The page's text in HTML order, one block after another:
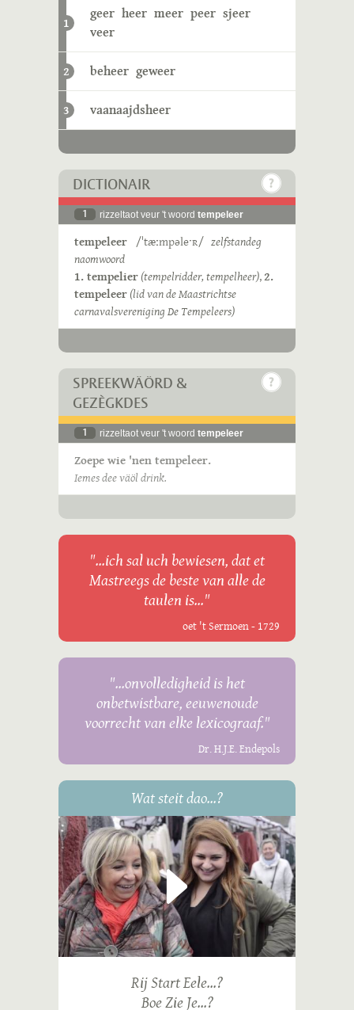
1
geer heer meer peer sjeer
veer
2 beheer geweer
3 vaanaajdsheer
DICTIONAIR
1 rizzeltaot veur 't woord tempeleer
tempeleer /ˈtæːmpəleˑʀ/ zelfstandeg
naomwoord
1. tempelier(tempelridder, tempelheer),2.
tempeleer(lid van de Maastrichtse
carnavalsvereniging De Tempeleers)
SPREEKWÄÖRD &
GEZÈGKDES
1 rizzeltaot veur 't woord tempeleer
Zoepe wie 'nen tempeleer.
Iemes dee väöl drink.
"...ich sal uch bewiesen, dat et
Mastreegs de beste van alle de
taulen is..."
oet 't Sermoen - 1729
"...onvolledigheid is het
onbetwistbare, eeuwenoude
voorrecht van elke lexicograaf."
Dr. H.J.E. Endepols
Wat steit dao...?
Rij Start Eele...?
Boe Zie Je...?